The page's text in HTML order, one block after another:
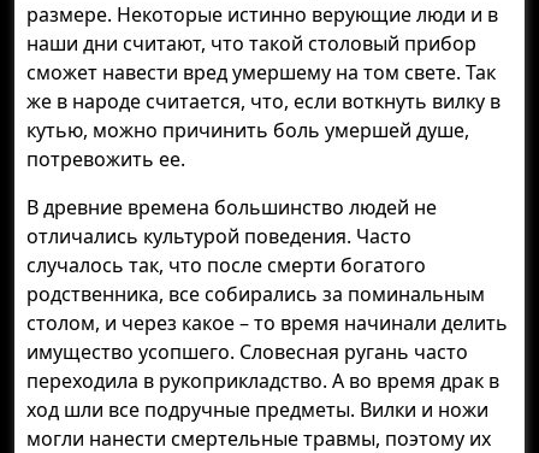
размере. Некоторые истинно верующие люди и в
наши дни считают, что такой столовый прибор
сможет навести вред умершему на том свете. Так
же в народе считается, что, если воткнуть вилку в
кутью, можно причинить боль умершей душе,
потревожить ее.
В древние времена большинство людей не
отличались культурой поведения. Часто
случалось так, что после смерти богатого
родственника, все собирались за поминальным
столом, и через какое – то время начинали делить
имущество усопшего. Словесная ругань часто
переходила в рукоприкладство. А во время драк в
ход шли все подручные предметы. Вилки и ножи
могли нанести смертельные травмы, поэтому их